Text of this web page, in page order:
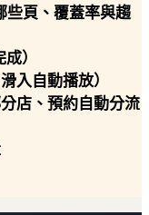
些頁、覆蓋率與趨
）
入自動播放）
店、預約自動分流